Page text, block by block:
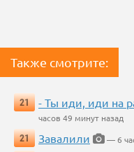
Также смотрите:
21 - Ты иди, иди на
часов 49 минут назад
21
Завалили
— 6